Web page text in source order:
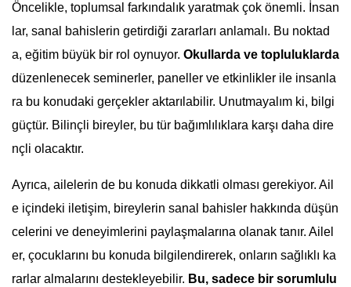
Öncelikle, toplumsal farkındalık yaratmak çok önemli. İnsan
lar, sanal bahislerin getirdiği zararları anlamalı. Bu noktad
a, eğitim büyük bir rol oynuyor. Okullarda ve topluluklarda
düzenlenecek seminerler, paneller ve etkinlikler ile insanla
ra bu konudaki gerçekler aktarılabilir. Unutmayalım ki, bilgi
güçtür. Bilinçli bireyler, bu tür bağımlılıklara karşı daha dire
nçli olacaktır.
Ayrıca, ailelerin de bu konuda dikkatli olması gerekiyor. Ail
e içindeki iletişim, bireylerin sanal bahisler hakkında düşün
celerini ve deneyimlerini paylaşmalarına olanak tanır. Ailel
er, çocuklarını bu konuda bilgilendirerek, onların sağlıklı ka
rarlar almalarını destekleyebilir. Bu, sadece bir sorumlulu